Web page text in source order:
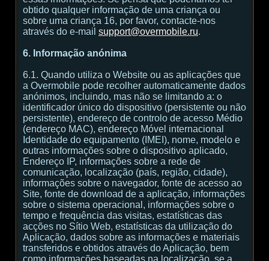
obtido qualquer informação de uma criança ou
sobre uma criança 16, por favor, contacte-nos
através do e-mail support@overmobile.ru.
6. Informação anónima
6.1. Quando utiliza o Website ou as aplicações que
a Overmobile pode recolher automaticamente dados
anónimos, incluindo, mas não se limitando a: o
identificador único do dispositivo (persistente ou não
persistente), endereço de controlo de acesso Médio
(endereço MAC), endereço Móvel internacional
Identidade do equipamento (IMEI), nome, modelo e
outras informações sobre o dispositivo aplicado,
Endereço IP, informações sobre a rede de
comunicação, localização (país, região, cidade),
informações sobre o navegador, fonte de acesso ao
Site, fonte de download de a aplicação, informações
sobre o sistema operacional, informações sobre o
tempo e frequência das visitas, estatísticas das
acções no Sítio Web, estatísticas da utilização do
Aplicação, dados sobre as informações e materiais
transferidos e obtidos através do Aplicação, bem
como informações baseadas na localização, se a